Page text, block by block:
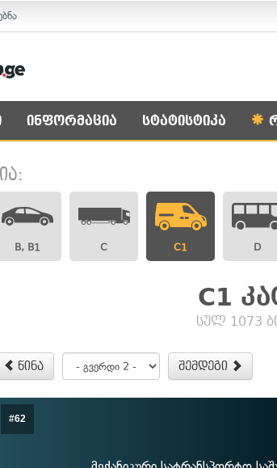
ინფორმაცია სტატისტიკა
B, B1 C C1 D
C1
სულ 1073
წინა შემდეგი
#62